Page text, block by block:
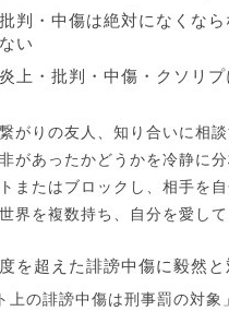
判・中傷は絶対になくな
い
上・批判・中傷・クソリ
がりの友人、知り合いに相談
があったかどうかを冷静に
またはブロックし、相手を
界を複数持ち、自分を愛し
を超えた誹謗中傷に毅然
上の誹謗中傷は刑事罰の対